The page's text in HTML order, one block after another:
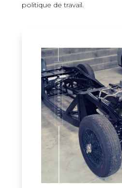
politique de travail.